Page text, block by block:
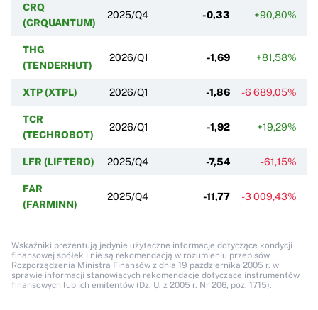
CRQ
(CRQUANTUM)
2025/Q4 -0,33 +90,80%
THG
(TENDERHUT)
2026/Q1 -1,69 +81,58%
XTP (XTPL) 2026/Q1 -1,86 -6 689,05%
TCR
(TECHROBOT)
2026/Q1 -1,92 +19,29%
LFR (LIFTERO) 2025/Q4 -7,54 -61,15%
FAR
(FARMINN)
2025/Q4 -11,77 -3 009,43%
Wskaźniki prezentują jedynie użyteczne informacje dotyczące kondycji
finansowej spółek i nie są rekomendacją w rozumieniu przepisów
Rozporządzenia Ministra Finansów z dnia 19 października 2005 r. w
sprawie informacji stanowiących rekomendacje dotyczące instrumentów
finansowych lub ich emitentów (Dz. U. z 2005 r. Nr 206, poz. 1715).